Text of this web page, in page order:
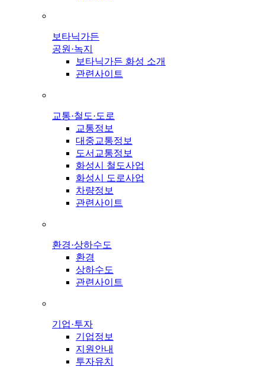
보타닉가든
공원·녹지
보타닉가든 화성 소개
관련사이트
교통·철도·도로
교통정보
대중교통정보
도서교통정보
화성시 철도사업
화성시 도로사업
차량정보
관련사이트
환경·상하수도
환경
상하수도
관련사이트
기업·투자
기업정보
지원안내
투자유치